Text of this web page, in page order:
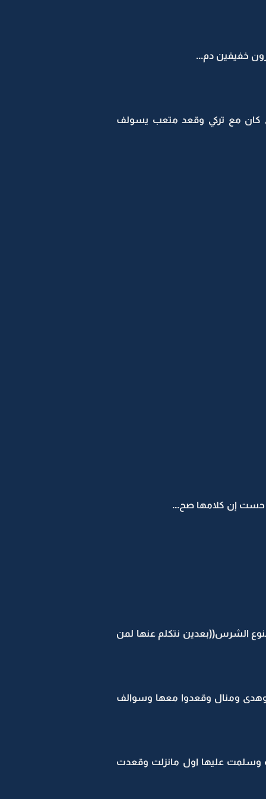
خفيفين دم...
كان مع تركي وقعد متعب يسولف
حست إن كلامها صح...
الشرس((بعدين نتكلم عنها لمن
ومنال وقعدوا معها وسوالف
وسلمت عليها اول مانزلت وقعدت